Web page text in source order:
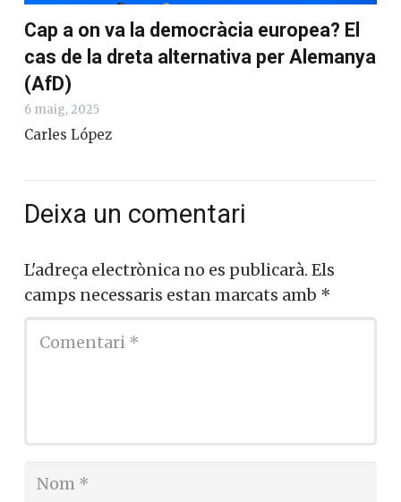
Cap a on va la democràcia europea? El
cas de la dreta alternativa per Alemanya
(AfD)
6 maig, 2025
Carles López
Deixa un comentari
L'adreça electrònica no es publicarà. Els
camps necessaris estan marcats amb *